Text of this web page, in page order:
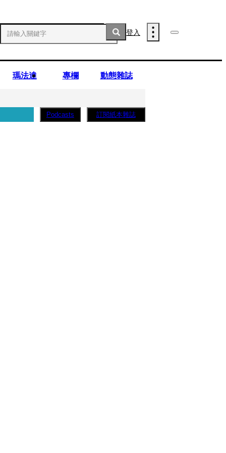
登入
瑪法達 專欄 動態雜誌
糕」
Podcasts 訂閱紙本雜誌